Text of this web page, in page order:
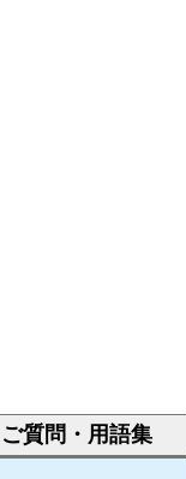
質問・用語集